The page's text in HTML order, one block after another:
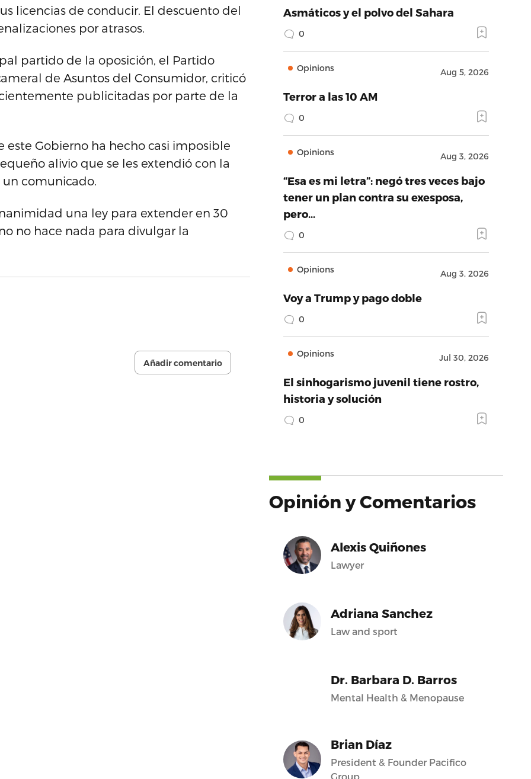
licencias de conducir. El descuento del
por atrasos.
partido de la oposición, el Partido
de Asuntos del Consumidor, criticó
publicitadas por parte de la
este Gobierno ha hecho casi imposible
alivio que se les extendió con la
un comunicado.
una ley para extender en 30
no hace nada para divulgar la
Añadir comentario
Asmáticos y el polvo del Sahara
0
Opinions Aug 5, 2026
Terror a las 10 AM
0
Opinions Aug 3, 2026
“Esa es mi letra”: negó tres veces bajo
tener un plan contra su exesposa,
pero…
0
Opinions Aug 3, 2026
Voy a Trump y pago doble
0
Opinions Jul 30, 2026
El sinhogarismo juvenil tiene rostro,
historia y solución
0
Opinión y Comentarios
Alexis Quiñones
Lawyer
Adriana Sanchez
Law and sport
Dr. Barbara D. Barros
Mental Health & Menopause
Brian Díaz
President & Founder Pacifico
Group